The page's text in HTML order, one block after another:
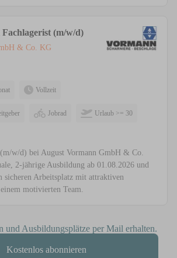
(m/w/d)
& Co. KG
Vollzeit
Jobrad Urlaub >= 30
w/d) bei August Vormann GmbH & Co.
2-jährige Ausbildung ab 01.08.2026 und
sicheren Arbeitsplatz mit attraktiven
motivierten Team.
und Ausbildungsplätze per Mail erhalten.
Kostenlos abonnieren